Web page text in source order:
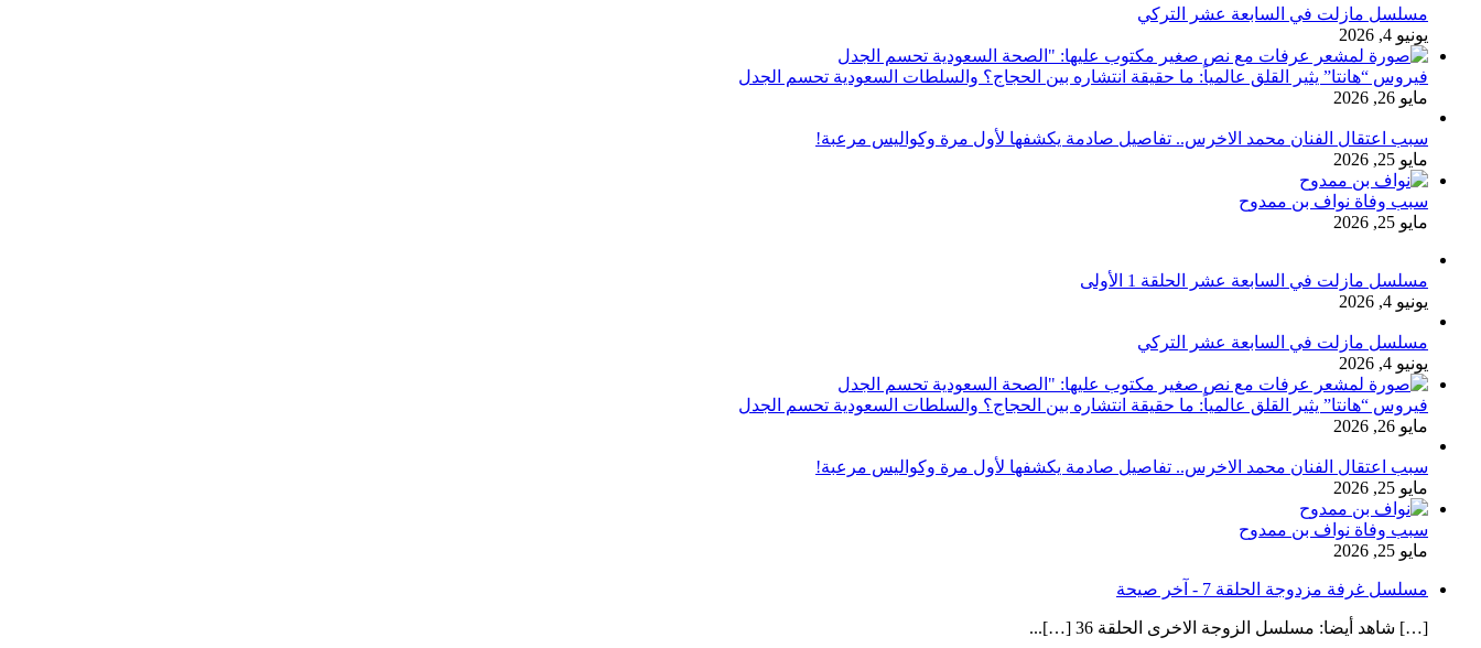
مسلسل مازلت في السابعة عشر التركي
يونيو 4, 2026
فيروس “هانتا” يثير القلق عالمياً: ما حقيقة انتشاره بين الحجاج؟ والسلطات السعودية تحسم الجدل
مايو 26, 2026
سبب اعتقال الفنان محمد الاخرس.. تفاصيل صادمة يكشفها لأول مرة وكواليس مرعبة!
مايو 25, 2026
سبب وفاة نواف بن ممدوح
مايو 25, 2026
مسلسل مازلت في السابعة عشر الحلقة 1 الأولى
يونيو 4, 2026
مسلسل مازلت في السابعة عشر التركي
يونيو 4, 2026
فيروس “هانتا” يثير القلق عالمياً: ما حقيقة انتشاره بين الحجاج؟ والسلطات السعودية تحسم الجدل
مايو 26, 2026
سبب اعتقال الفنان محمد الاخرس.. تفاصيل صادمة يكشفها لأول مرة وكواليس مرعبة!
مايو 25, 2026
سبب وفاة نواف بن ممدوح
مايو 25, 2026
مسلسل غرفة مزدوجة الحلقة 7 - آخر صيحة
[…] شاهد أيضا: مسلسل الزوجة الاخرى الحلقة 36 […]...